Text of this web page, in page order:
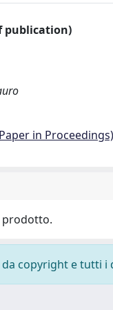
publication)
in Proceedings)
prodotto.
copyright e tutti